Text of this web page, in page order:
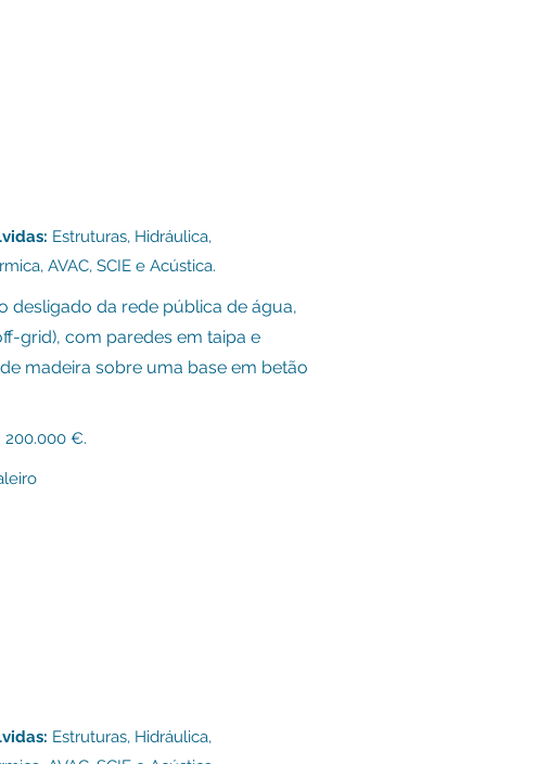
Estruturas, Hidráulica,
AVAC, SCIE e Acústica.
desligado da rede pública de água,
grid), com paredes em taipa e
madeira sobre uma base em betão
200.000 €.
Estruturas, Hidráulica,